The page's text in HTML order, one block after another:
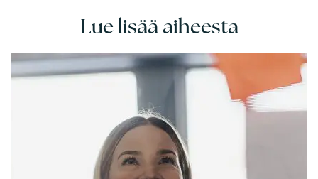
Lue lisää aiheesta